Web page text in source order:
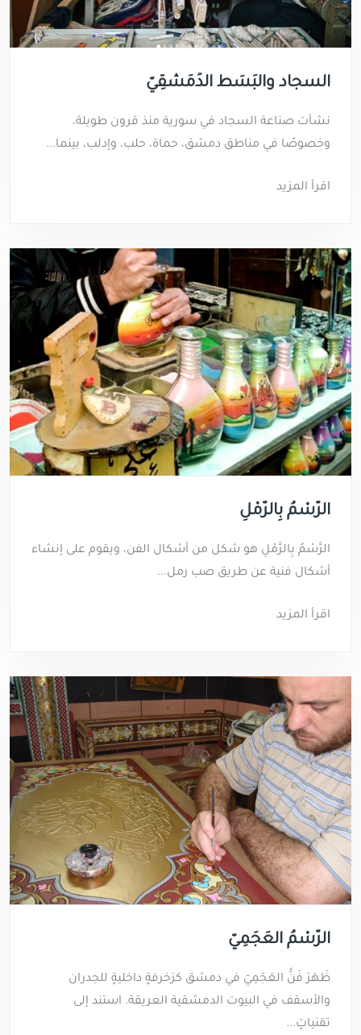
السجاد والبَسَط الدِّمَشْقِيّ
نشأت صناعة السجاد في سورية منذ قرون طويلة،
وخصوصًا في مناطق دمشق، حماة، حلب، وإدلب، بينما...
اقرأ المزيد
الرَّسْمُ بِالرَّمْلِ
الرَّسْمُ بِالرَّمْلِ هو شكل من أشكال الفن، ويقوم على إنشاء
أشكال فنية عن طريق صب رمل...
اقرأ المزيد
الرَّسْمُ العَجَمِيّ
ظَهَرَ فَنُّ العَجَمِيّ في دمشق كزخرفةٍ داخليةٍ للجدران
والأسقف في البيوت الدمشقية العريقة. استند إلى
تقنياتٍ...